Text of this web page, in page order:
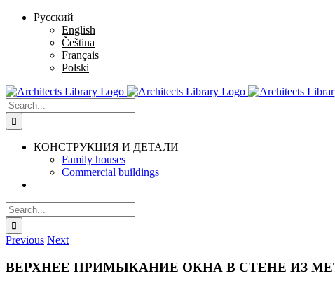
Skip
Русский
English
Čeština
Français
Polski
Search
for:
КОНСТРУКЦИЯ И ДЕТАЛИ
Family houses
Commercial buildings
Search
for:
Previous Next
ВЕРХНЕЕ ПРИМЫКАНИЕ ОКНА В СТЕНЕ ИЗ